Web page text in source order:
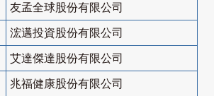
友孟全球股份有限公司
浤邁投資股份有限公司
艾達傑達股份有限公司
兆福健康股份有限公司